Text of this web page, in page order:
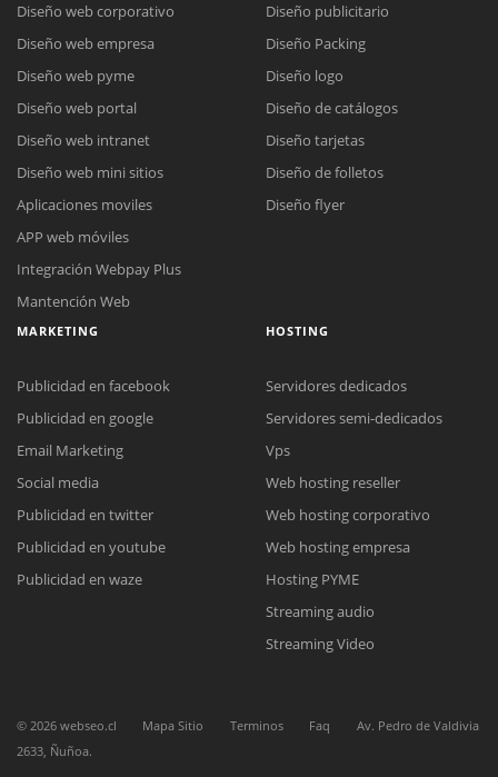
Reunión online
Nuestros ejecutivos le enviarán un correo electrónico con el enlace a
Meet para la reunión online.
Cotización
Chat Online
Todos nuestros ejecutivos están fuera de línea. Complete el formulario
Diseño web corporativo
Diseño web empresa
Diseño web pyme
Diseño web portal
Diseño web intranet
Diseño web mini sitios
Aplicaciones moviles
APP web móviles
Integración Webpay Plus
Mantención Web
Diseño publicitario
Diseño Packing
Diseño logo
Diseño de catálogos
Diseño tarjetas
Diseño de folletos
Diseño flyer
MARKETING
Publicidad en facebook
Publicidad en google
Email Marketing
Social media
Publicidad en twitter
Publicidad en youtube
Publicidad en waze
HOSTING
Servidores dedicados
Servidores semi-dedicados
Vps
Web hosting reseller
Web hosting corporativo
Web hosting empresa
Hosting PYME
Streaming audio
Streaming Video
© 2026 webseo.cl Mapa Sitio Terminos Faq
Av. Pedro de Valdivia
2633, Ñuñoa.